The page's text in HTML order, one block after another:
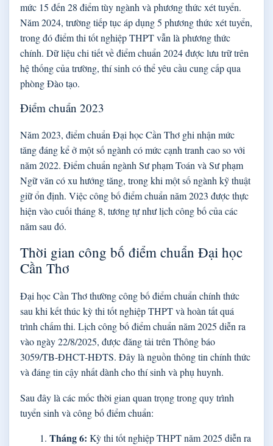
mức 15 đến 28 điểm tùy ngành và phương thức xét tuyển.
Năm 2024, trường tiếp tục áp dụng 5 phương thức xét tuyển,
trong đó điểm thi tốt nghiệp THPT vẫn là phương thức
chính. Dữ liệu chi tiết về điểm chuẩn 2024 được lưu trữ trên
hệ thống của trường, thí sinh có thể yêu cầu cung cấp qua
phòng Đào tạo.
Điểm chuẩn 2023
Năm 2023, điểm chuẩn Đại học Cần Thơ ghi nhận mức
tăng đáng kể ở một số ngành có mức cạnh tranh cao so với
năm 2022. Điểm chuẩn ngành Sư phạm Toán và Sư phạm
Ngữ văn có xu hướng tăng, trong khi một số ngành kỹ thuật
giữ ổn định. Việc công bố điểm chuẩn năm 2023 được thực
hiện vào cuối tháng 8, tương tự như lịch công bố của các
năm sau đó.
Thời gian công bố điểm chuẩn Đại học
Cần Thơ
Đại học Cần Thơ thường công bố điểm chuẩn chính thức
sau khi kết thúc kỳ thi tốt nghiệp THPT và hoàn tất quá
trình chấm thi. Lịch công bố điểm chuẩn năm 2025 diễn ra
vào ngày 22/8/2025, được đăng tải trên Thông báo
3059/TB-ĐHCT-HĐTS. Đây là nguồn thông tin chính thức
và đáng tin cậy nhất dành cho thí sinh và phụ huynh.
Sau đây là các mốc thời gian quan trọng trong quy trình
tuyển sinh và công bố điểm chuẩn:
Tháng 6: Kỳ thi tốt nghiệp THPT năm 2025 diễn ra